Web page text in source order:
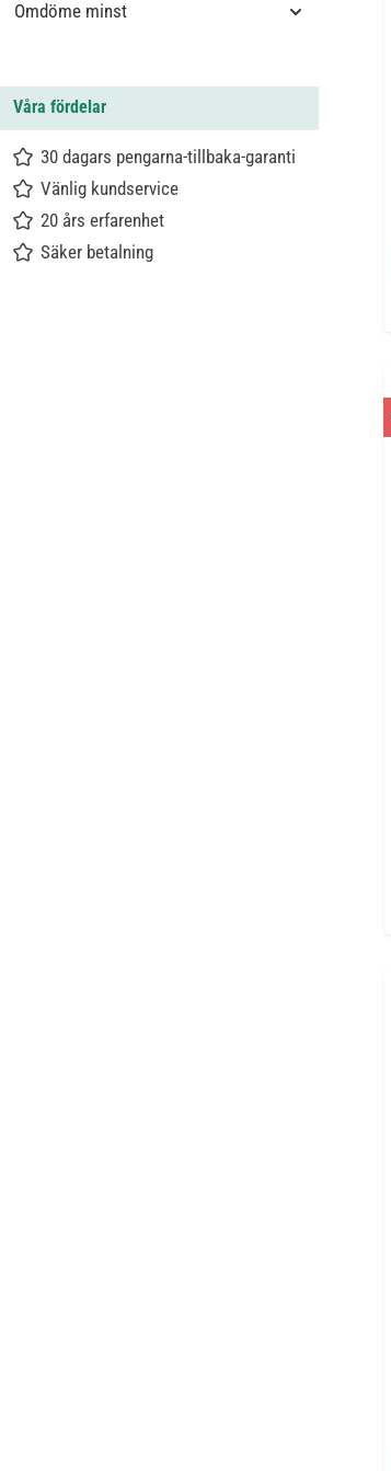
Omdöme minst
Våra fördelar
30 dagars pengarna-tillbaka-garanti
Vänlig kundservice
20 års erfarenhet
Säker betalning